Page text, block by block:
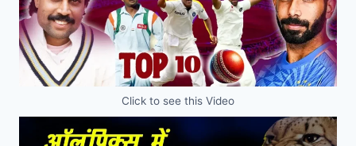
Click to see this Video